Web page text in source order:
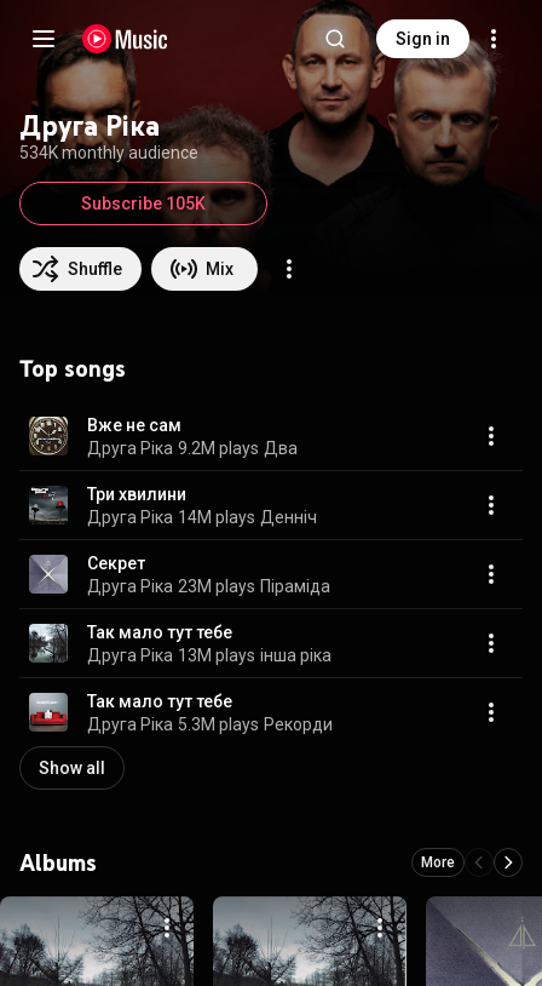
Sign in
Друга Ріка
534K monthly audience
Shuffle Mix
Subscribe 105K
Top songs
Вже не сам
Друга Ріка 9.2M plays Два
Три хвилини
Друга Ріка 14M plays Денніч
Секрет
Друга Ріка 23M plays Піраміда
Так мало тут тебе
Друга Ріка 13M plays iнша рiка
Так мало тут тебе
Друга Ріка 5.3M plays Рекорди
Show all
Albums More